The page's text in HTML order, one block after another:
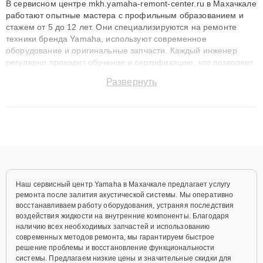
В сервисном центре mkh.yamaha-remont-center.ru в Махачкале
работают опытные мастера с профильным образованием и
стажем от 5 до 12 лет. Они специализируются на ремонте
техники бренда Yamaha, используют современное
оборудование и оригинальные запчасти. Каждый инженер
регулярно проходит обучение и сертификацию, что позволяет
технику с сохранением гарантии до 3 лет. Наши мастера
Развернуть
Наш сервисный центр Yamaha в Махачкале предлагает услугу
ремонта после залития акустической системы. Мы оперативно
восстанавливаем работу оборудования, устраняя последствия
воздействия жидкости на внутренние компоненты. Благодаря
наличию всех необходимых запчастей и использованию
современных методов ремонта, мы гарантируем быстрое
решение проблемы и восстановление функциональности
системы. Предлагаем низкие цены и значительные скидки для